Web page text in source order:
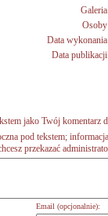
Data
Data
jako Twój komentarz
pod tekstem;
przekazać
Email (opcjonalnie):